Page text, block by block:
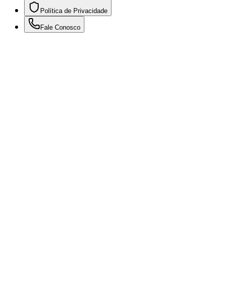
Política de Privacidade
Fale Conosco